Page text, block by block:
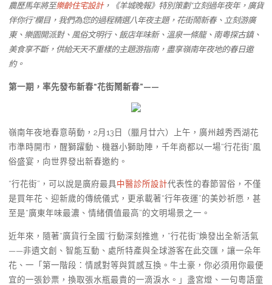
農歷馬年將至樂齡住宅設計，《羊城晚報》特別策劃“立刻過年夜年，廣貨
伴你行”欄目，我們為您的過程精選八年夜主題，花街鬧新春、立刻游廣
東、樂園開派對、風俗文明行、飯店年味新、溫泉一條龍、南粵探古鎮、
美食享不斷，供給天天不重樣的主題游指南，盡享嶺南年夜地的春日邀
約。
第一期，率先發布新春“花街鬧新春”——
嶺南年夜地春意萌動，2月13日（臘月廿六）上午，廣州越秀西湖花
市準時開市，醒獅躍動、機器小獅助陣，千年商都以一場“行花街”風
俗盛宴，向世界發出新春邀約。
“行花街”，可以說是廣府最具中醫診所設計代表性的春節習俗，不僅
是買年花、迎新歲的傳統儀式，更承載著“行年夜運”的美妙祈愿，甚
至是“廣東年味最濃、情緒價值最高”的文明場景之一。
近年來，隨著“廣貨行全國”行動深刻推進，“行花街”煥發出全新活氣
——非遺文創、智能互動、處所特產與全球游客在此交匯，讓一朵年
花、一「第一階段：情感對等與質感互換。牛土豪，你必須用你最便
宜的一張鈔票，換取張水瓶最貴的一滴淚水。」盞宮燈、一句粵語童